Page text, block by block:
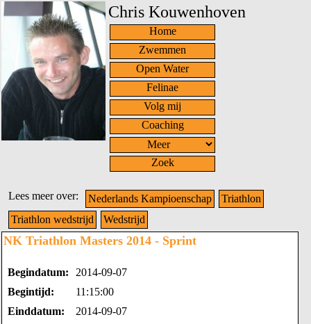
Chris Kouwenhoven
Home
Zwemmen
Open Water
Felinae
Volg mij
Coaching
Zoek
Lees meer over: Nederlands Kampioenschap
Triathlon
Triathlon wedstrijd
Wedstrijd
NK Triathlon Masters 2014 - Sprint
Begindatum:
2014-09-07
Begintijd:
11:15:00
Einddatum:
2014-09-07